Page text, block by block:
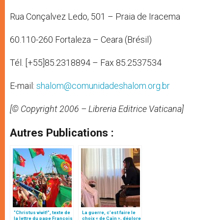
Rua Conçalvez Ledo, 501 – Praia de Iracema
60.110-260 Fortaleza – Ceara (Brésil)
Tél. [+55]85.2318894 – Fax 85.2537534
E-mail: shalom@comunidadeshalom.org.br
[© Copyright 2006 – Libreria Editrice Vaticana]
Autres Publications :
"Christus vivit!", texte de
la lettre du pape François
La guerre, c’est faire le
choix « de Caïn », déplore